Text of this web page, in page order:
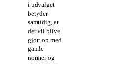
i udvalget
betyder
samtidig, at
der vil blive
gjort op med
gamle
normer og